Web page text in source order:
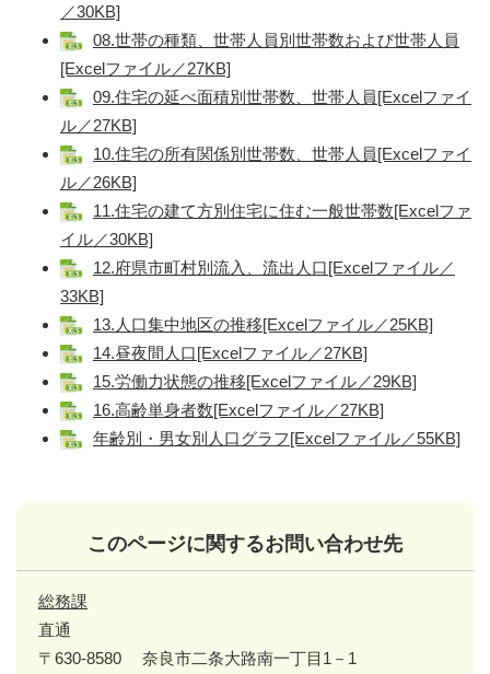
／30KB]
08.世帯の種類、世帯人員別世帯数および世帯人員
[Excelファイル／27KB]
09.住宅の延べ面積別世帯数、世帯人員[Excelファイ
ル／27KB]
10.住宅の所有関係別世帯数、世帯人員[Excelファイ
ル／26KB]
11.住宅の建て方別住宅に住む一般世帯数[Excelファ
イル／30KB]
12.府県市町村別流入、流出人口[Excelファイル／
33KB]
13.人口集中地区の推移[Excelファイル／25KB]
14.昼夜間人口[Excelファイル／27KB]
15.労働力状態の推移[Excelファイル／29KB]
16.高齢単身者数[Excelファイル／27KB]
年齢別・男女別人口グラフ[Excelファイル／55KB]
このページに関するお問い合わせ先
総務課
直通
〒630-8580
奈良市二条大路南一丁目1－1